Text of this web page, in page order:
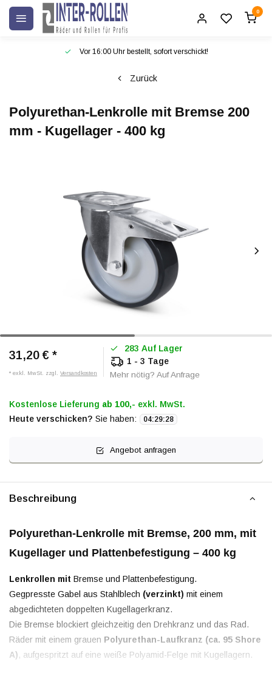
0
Vor 16:00 Uhr bestellt, sofort verschickt!
Zurück
Polyurethan-Lenkrolle mit Bremse 200
mm - Kugellager - 400 kg
31,20 € *
* exkl. MwSt. zzgl. Versandkosten
283 Auf Lager
1 - 3 Tage
Mehr nötig? Auf Anfrage
Kostenlose Lieferung ab 100,- exkl. MwSt.
Heute verschicken? Sie haben: 04:29:28
Angebot anfragen
Beschreibung
Polyurethan-Lenkrolle mit Bremse, 200 mm, mit
Kugellager und Plattenbefestigung – 400 kg
Lenkrollen mit Bremse und Plattenbefestigung.
Gegpresste Gabel aus Stahlblech (verzinkt) mit einem
abgedichteten doppelten Kugellagerkranz.
Die Bremse blockiert gleichzeitig den Drehkranz und das Rad.
Räder mit einem grauen Polyurethan-Laufkranz (ca. 95 Shore
A), aufgespritzt auf eine weiße Polyamid-Felge mit Kugellagern.